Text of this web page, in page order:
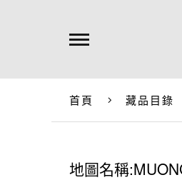
首頁 藏品目錄
地圖名稱